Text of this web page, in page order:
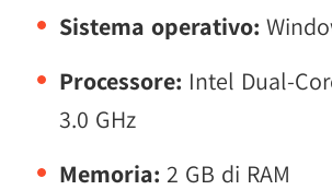
Sistema operativo:
Processore: Intel Dual-
3.0 GHz
Memoria: 2 GB di RAM